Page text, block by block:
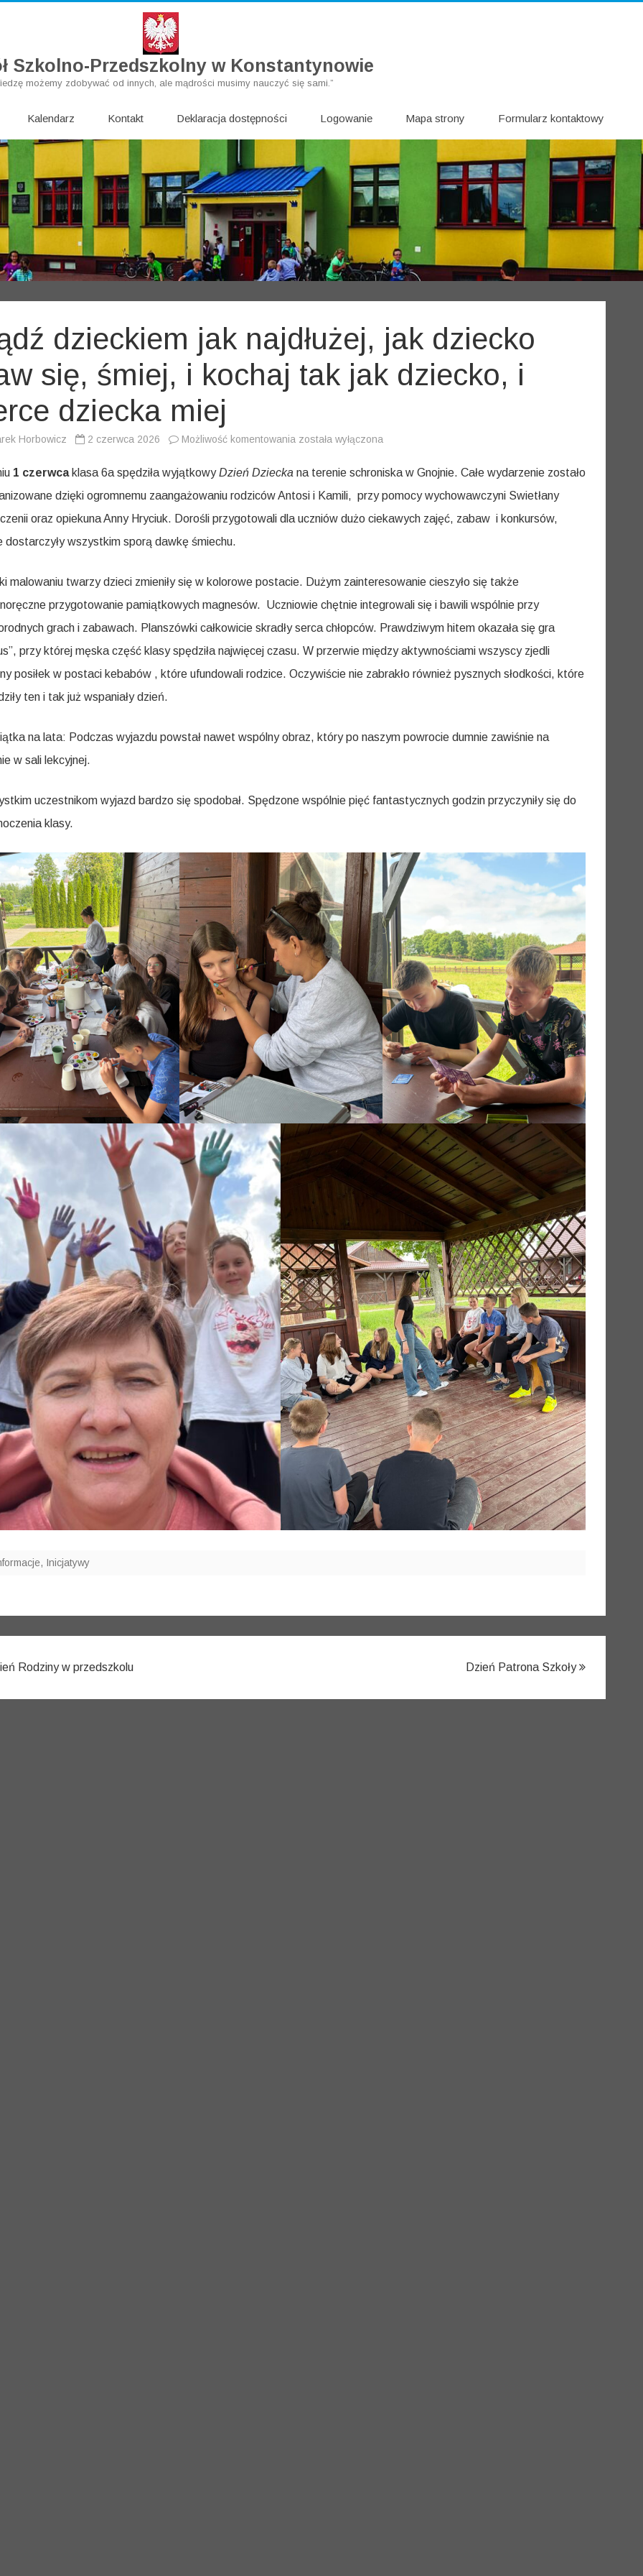
Szkolno-Przedszkolny w Konstantynowie
możemy zdobywać od innych, ale mądrości musimy nauczyć się sami.”
Kalendarz Kontakt Deklaracja dostępności Logowanie Mapa strony Formularz kontaktowy
dzieckiem jak najdłużej, jak dziecko
się, śmiej, i kochaj tak jak dziecko, i
dziecka miej
Horbowicz 2 czerwca 2026 Możliwość komentowania Bądź
dzieckiem
najdłużej,
jak
dziecko
baw
śmiej,
i
serce
dziecka
miej
została wyłączona
1 czerwcaklasa 6a spędziła wyjątkowyDzień Dziecka na terenie schroniska w Gnojnie. Całe wydarzenie zostało
dzięki ogromnemu zaangażowaniu rodziców Antosi i Kamili, przy pomocy wychowawczyni Swietłany
oraz opiekuna Anny Hryciuk. Dorośli przygotowali dla uczniów dużo ciekawych zajęć, zabaw i konkursów,
dostarczyły wszystkim sporą dawkę śmiechu.
malowaniu twarzy dzieci zmieniły się w kolorowe postacie. Dużym zainteresowanie cieszyło się także
przygotowanie pamiątkowych magnesów. Uczniowie chętnie integrowali się i bawili wspólnie przy
grach i zabawach. Planszówki całkowicie skradły serca chłopców. Prawdziwym hitem okazała się gra
przy której męska część klasy spędziła najwięcej czasu. W przerwie między aktywnościami wszyscy zjedli
posiłek w postaci kebabów , które ufundowali rodzice. Oczywiście nie zabrakło również pysznych słodkości, które
ten i tak już wspaniały dzień.
na lata: Podczas wyjazdu powstał nawet wspólny obraz, który po naszym powrocie dumnie zawiśnie na
w sali lekcyjnej.
uczestnikom wyjazd bardzo się spodobał. Spędzone wspólnie pięć fantastycznych godzin przyczyniły się do
klasy.
, Inicjatywy
Rodziny w przedszkolu Dzień Patrona Szkoły